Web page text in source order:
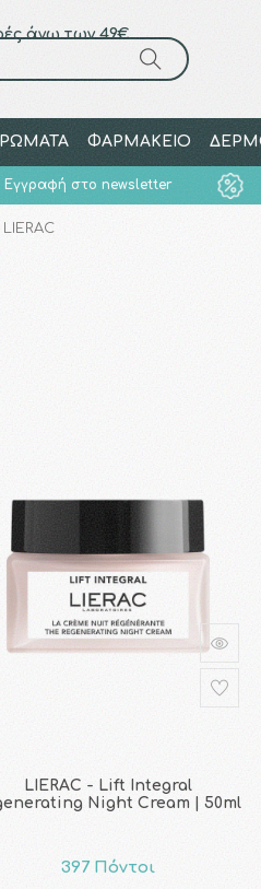
άνω των 49€
ΦΑΡΜΑΚΕΙΟ
Εγγραφή στο newsletter
LIERAC
LIERAC - Lift Integral
Night Cream | 50ml
397 Πόντοι